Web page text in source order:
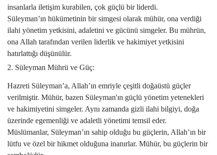
insanlarla iletişim kurabilen, çok güçlü bir liderdi.
Süleyman’ın hükümetinin bir simgesi olarak mühür, ona verdiği
ilahi yönetim yetkisini, adaletini ve gücünü simgeler. Bu mührün,
ona Allah tarafından verilen liderlik ve hakimiyet yetkisini
hatırlattığı düşünülür.
2. Süleyman Mührü ve Güç:
Hazreti Süleyman’a, Allah’ın emriyle çeşitli doğaüstü güçler
verilmiştir. Mühür, bazen Süleyman'ın güçlü yönetim yetenekleri
ve hakimiyetini simgeler. Aynı zamanda gizli ilahi bilgiyi, doğa
üzerinde egemenliği ve adaletli yönetimi temsil eder.
Müslümanlar, Süleyman’ın sahip olduğu bu güçlerin, Allah’ın bir
lütfu ve özel bir hikmet olduğuna inanırlar. Mühür, bu güçlerin bir